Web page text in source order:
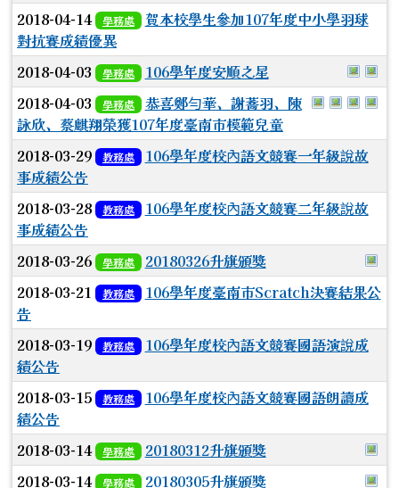
2018-04-14
學務處
賀本校學生參加107年度中小學羽球
對抗賽成績優異
於彈
2018-04-03 學務處
106學年度安順之星
於彈跳視
於彈跳
於彈
2018-04-03 學務處
恭喜鄭勻華、謝蕎羽、陳
詠欣、蔡麒翔榮獲107年度臺南市模範兒童
2018-03-29
教務處
106學年度校內語文競賽一年級說故
事成績公告
2018-03-28
教務處
106學年度校內語文競賽二年級說故
事成績公告
2018-03-26 學務處
20180326升旗頒獎
2018-03-21
教務處
106學年度臺南市Scratch決賽結果公
告
2018-03-19
教務處
106學年度校內語文競賽國語演說成
績公告
2018-03-15
教務處
106學年度校內語文競賽國語朗讀成
績公告
2018-03-14 學務處
20180312升旗頒獎
2018-03-14 學務處 20180305升旗頒獎